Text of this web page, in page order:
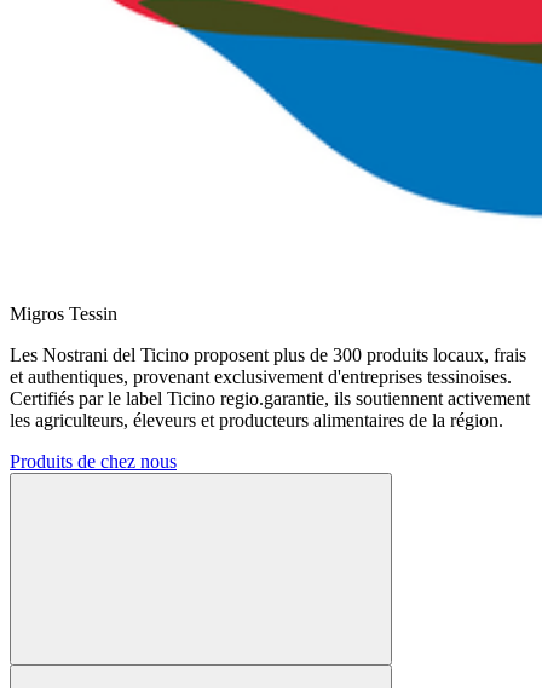
Migros Tessin
Les Nostrani del Ticino proposent plus de 300 produits locaux, frais
et authentiques, provenant exclusivement d'entreprises tessinoises.
Certifiés par le label Ticino regio.garantie, ils soutiennent activement
les agriculteurs, éleveurs et producteurs alimentaires de la région.
Produits de chez nous